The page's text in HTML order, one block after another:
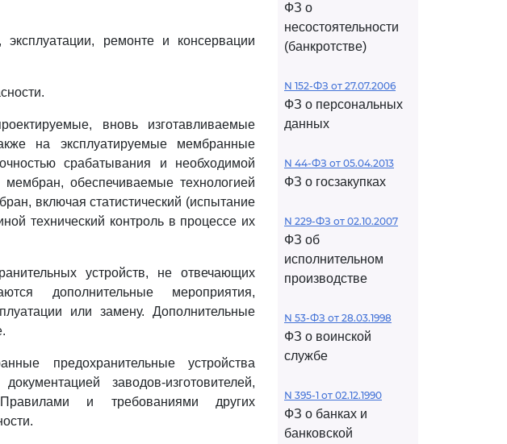
ремонте и консервации
вновь изготавливаемые
на эксплуатируемые мембранные
срабатывания и необходимой
обеспечиваемые технологией
включая статистический (испытание
технический контроль в процессе их
устройств, не отвечающих
дополнительные мероприятия,
или замену. Дополнительные
предохранительные устройства
заводов-изготовителей,
Правилами и требованиями других
ФЗ о
несостоятельности
(банкротстве)
N 152-ФЗ от 27.07.2006
ФЗ о персональных
данных
N 44-ФЗ от 05.04.2013
ФЗ о госзакупках
N 229-ФЗ от 02.10.2007
ФЗ об
исполнительном
производстве
N 53-ФЗ от 28.03.1998
ФЗ о воинской
службе
N 395-1 от 02.12.1990
ФЗ о банках и
банковской